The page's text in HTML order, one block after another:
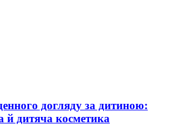
догляду за дитиною:
й дитяча косметика